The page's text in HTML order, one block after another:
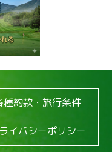
成しました！（10
』web先行予約受付
新作ゴルフツアー
ゴルフクラブ（キ
冬季 国内ゴルフコ
種約款・旅行条件
イバシーポリシー